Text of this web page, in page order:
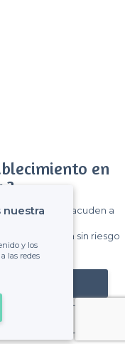
en
?
visitantes que acuden a
cantidad fija sin riesgo
nuestra
y los
las redes